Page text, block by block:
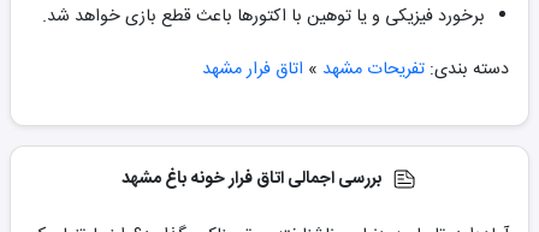
برخورد فیزیکی و یا توهین با اکتورها باعث قطع بازی خواهد شد.
دسته بندی: تفریحات مشهد » اتاق فرار مشهد
بررسی اجمالی اتاق فرار خونه باغ مشهد